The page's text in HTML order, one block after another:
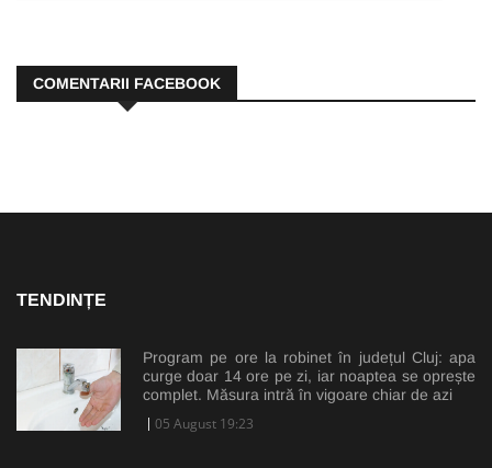
COMENTARII FACEBOOK
TENDINȚE
Program pe ore la robinet în județul Cluj: apa
curge doar 14 ore pe zi, iar noaptea se oprește
complet. Măsura intră în vigoare chiar de azi
05 August 19:23